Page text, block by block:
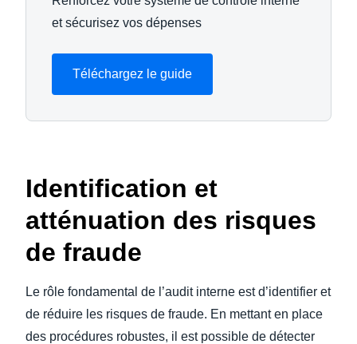
et sécurisez vos dépenses
Téléchargez le guide
Identification et
atténuation des risques
de fraude
Le rôle fondamental de l’audit interne est d’identifier et
de réduire les risques de fraude. En mettant en place
des procédures robustes, il est possible de détecter